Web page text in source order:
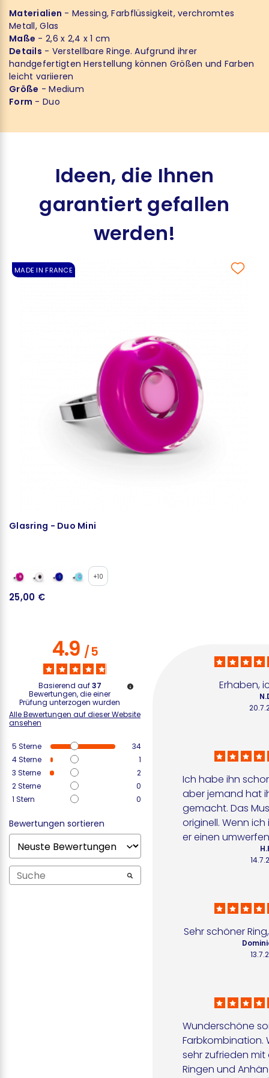
Materialien - Messing, Farbflüssigkeit, verchromtes
Metall, Glas
Maße - 2,6 x 2,4 x 1 cm
Details - Verstellbare Ringe. Aufgrund ihrer
handgefertigten Herstellung können Größen und Farben
leicht variieren
Größe - Medium
Form - Duo
Ideen, die Ihnen
garantiert gefallen
werden!
MADE IN FRANCE
Glasring - Duo Mini
+10
25,00 €
4.9/5
Basierend auf37
Bewertungen, die einer
Prüfung unterzogen wurden
Alle Bewertungen auf dieser Website
ansehen
5 Sterne
34
4Sterne
1
3 Sterne
2
2Sterne
0
1 Stern 0
Bewertungen sortieren
Erhaben,
Ich habe ihn
aber jemand hat
gemacht. Das
originell. Wenn
er einen
Sehr schöner
Wunderschöne
Farbkombination.
sehr zufrieden mit
Ringen und